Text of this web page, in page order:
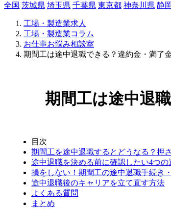
全国 茨城県 埼玉県 千葉県 東京都 神奈川県 静
工場・製造業求人
工場・製造業コラム
お仕事お悩み相談室
期間工は途中退職できる？違約金・満了
期間工は途中退
目次
期間工を途中退職するとどうなる？押
途中退職を決める前に確認したい4つの
損をしない！期間工の途中退職手続き
途中退職後のキャリアを立て直す方法
よくある質問
まとめ